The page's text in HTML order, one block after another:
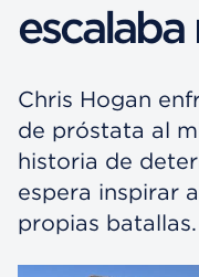
Chris Hogan
de próstata al
historia de
espera inspirar
propias batallas.